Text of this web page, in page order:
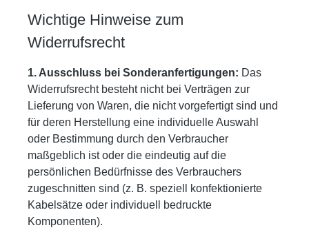
Wichtige Hinweise zum
Widerrufsrecht
1. Ausschluss bei Sonderanfertigungen: Das
Widerrufsrecht besteht nicht bei Verträgen zur
Lieferung von Waren, die nicht vorgefertigt sind und
für deren Herstellung eine individuelle Auswahl
oder Bestimmung durch den Verbraucher
maßgeblich ist oder die eindeutig auf die
persönlichen Bedürfnisse des Verbrauchers
zugeschnitten sind (z. B. speziell konfektionierte
Kabelsätze oder individuell bedruckte
Komponenten).